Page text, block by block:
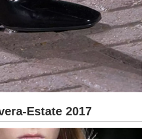
Estate 2017